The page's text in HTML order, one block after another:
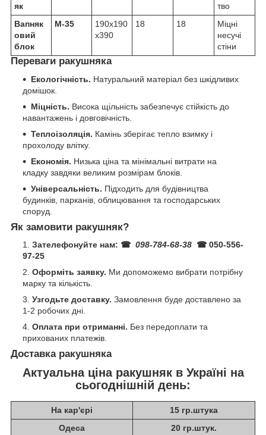
як
тво
Вапняк
овий
блок
М-35
190х190
х390
18 18
Міцні
несучі
стіни
Переваги ракушняка
Екологічність. Натуральний матеріал без шкідливих
домішок.
Міцність. Висока щільність забезпечує стійкість до
навантажень і довговічність.
Теплоізоляція. Камінь зберігає тепло взимку і
прохолоду влітку.
Економія. Низька ціна та мінімальні витрати на
кладку завдяки великим розмірам блоків.
Універсальність. Підходить для будівництва
будинків, парканів, облицювання та господарських
споруд.
Як замовити ракушняк?
Зателефонуйте нам: ☎ 098-784-68-38 ☎ 050-556-
97-25
Оформіть заявку. Ми допоможемо вибрати потрібну
марку та кількість.
Узгодьте доставку. Замовлення буде доставлено за
1-2 робочих дні.
Оплата при отриманні. Без передоплати та
прихованих платежів.
Доставка ракушняка
Актуальна ціна ракушняк в Україні на
сьогоднішній день:
На кар'єрі
15 гр.штука
Одеса
20 гр.штук.